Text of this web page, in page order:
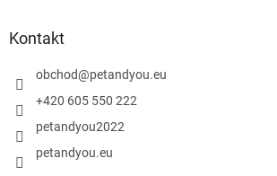
Kontakt
obchod@petandyou.eu
+420 605 550 222
petandyou2022
petandyou.eu